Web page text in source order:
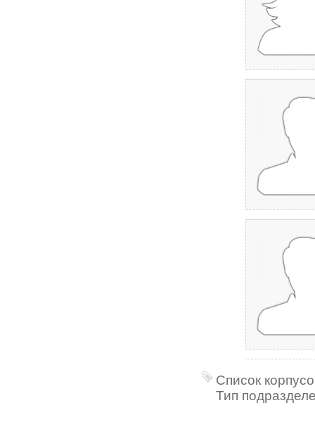
Список
Тип